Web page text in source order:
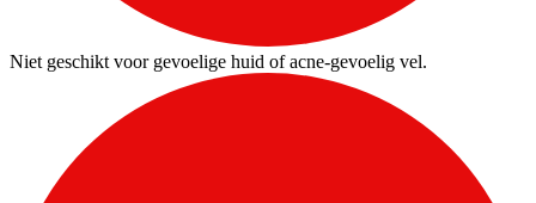
Niet geschikt voor gevoelige huid of acne-gevoelig vel.